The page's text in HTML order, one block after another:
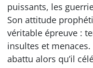
puissants, les
Son attitude
véritable épreuve :
insultes et
abattu alors qu’il